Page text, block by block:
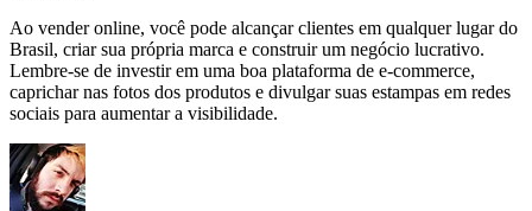
Ao vender online, você pode alcançar clientes em qualquer lugar do
Brasil, criar sua própria marca e construir um negócio lucrativo.
Lembre-se de investir em uma boa plataforma de e-commerce,
caprichar nas fotos dos produtos e divulgar suas estampas em redes
sociais para aumentar a visibilidade.